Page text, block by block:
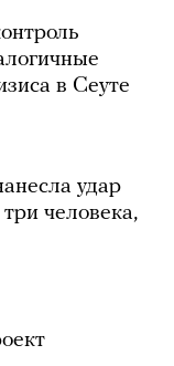
в Сеуте
удар
человека,